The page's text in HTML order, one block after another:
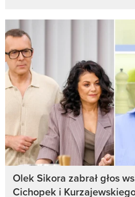
Olek Sikora zabrał głos
Cichopek i